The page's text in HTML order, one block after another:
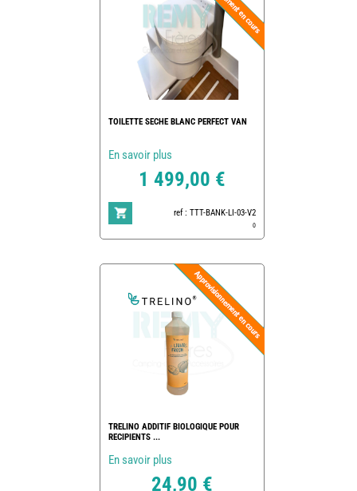
TOILETTE SECHE BLANC PERFECT VAN
En savoir plus
1 499,00 €
ref : TTT-BANK-LI-03-V2
0
TRELINO ADDITIF BIOLOGIQUE POUR
RECIPIENTS ...
En savoir plus
24,90 €